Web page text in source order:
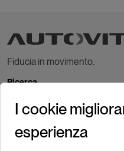
Fiducia in movimento.
Ricerca
AUTO NUOVE
KM 0 E AZIENDALE
I cookie
esperienza